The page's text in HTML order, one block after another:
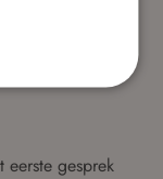
bewust van
toezichthouder.
gesprek